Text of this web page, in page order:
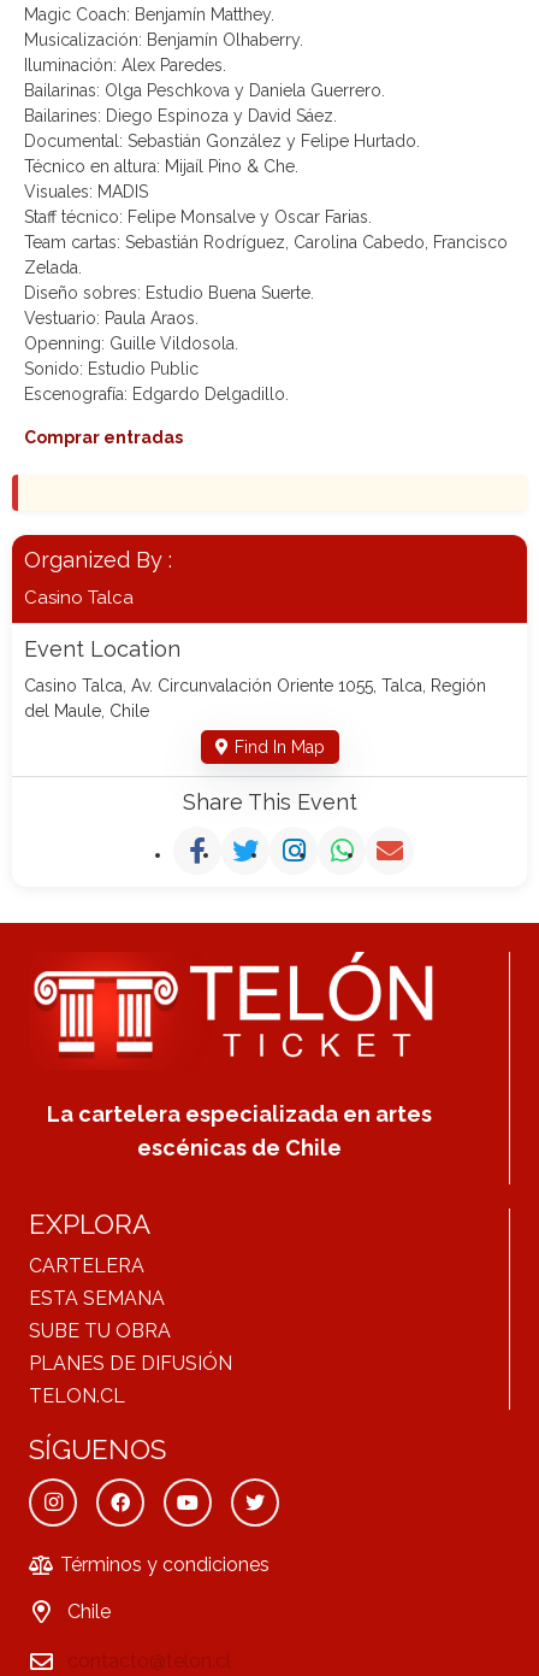
Magic Coach: Benjamín Matthey.
Musicalización: Benjamín Olhaberry.
Iluminación: Alex Paredes.
Bailarinas: Olga Peschkova y Daniela Guerrero.
Bailarines: Diego Espinoza y David Sáez.
Documental: Sebastián González y Felipe Hurtado.
Técnico en altura: Mijaíl Pino & Che.
Visuales: MADIS
Staff técnico: Felipe Monsalve y Oscar Farias.
Team cartas: Sebastián Rodríguez, Carolina Cabedo, Francisco
Zelada.
Diseño sobres: Estudio Buena Suerte.
Vestuario: Paula Araos.
Openning: Guille Vildosola.
Sonido: Estudio Public
Escenografía: Edgardo Delgadillo.
Comprar entradas
Organized By :
Casino Talca
Event Location
Casino Talca, Av. Circunvalación Oriente 1055, Talca, Región
del Maule, Chile
Find In Map
Share This Event
La cartelera especializada en artes
escénicas de Chile
EXPLORA
CARTELERA
ESTA SEMANA
SUBE TU OBRA
PLANES DE DIFUSIÓN
TELON.CL
SÍGUENOS
Términos y condiciones
Chile
contacto@telon.cl